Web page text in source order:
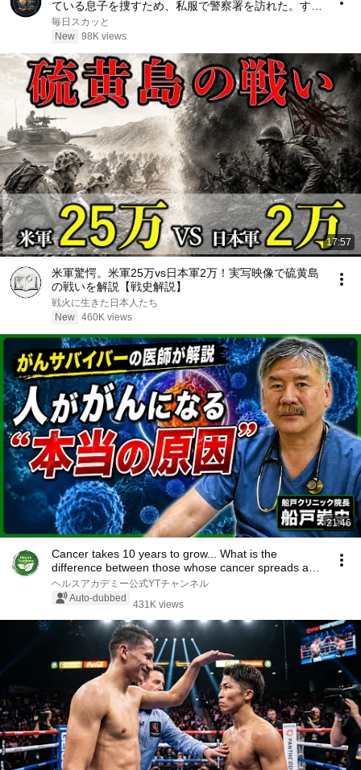
ている息子を捜すため、私服で警察署を訪れた。する
と当直の警察官は「息子さんは親の肩書まで騙ってい
ます。その態度なら、まだ帰せません」と怒鳴った
毎日スカッと
New 98K views
17:57
米軍驚愕。米軍25万vs日本軍2万！実写映像で硫黄島
の戦いを解説【戦史解説】
戦火に生きた日本人たち
New 460K views
21:46
Cancer takes 10 years to grow... What is the
difference between those whose cancer spreads and
th...
ヘルスアカデミー公式YTチャンネル
Auto-dubbed
431K views